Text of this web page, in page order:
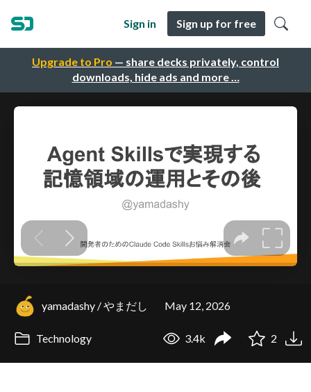
Upgrade to Pro — share decks privately, control
downloads, hide ads and more …
Sign in Sign up for free
yamadashy / やまだし May 12, 2026
Technology 3.4k 2